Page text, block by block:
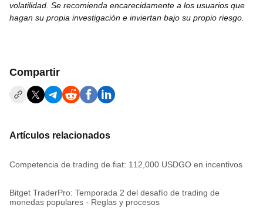
volatilidad. Se recomienda encarecidamente a los usuarios que
hagan su propia investigación e inviertan bajo su propio riesgo.
Compartir
Artículos relacionados
Competencia de trading de fiat: 112,000 USDGO en incentivos
Bitget TraderPro: Temporada 2 del desafío de trading de
monedas populares - Reglas y procesos